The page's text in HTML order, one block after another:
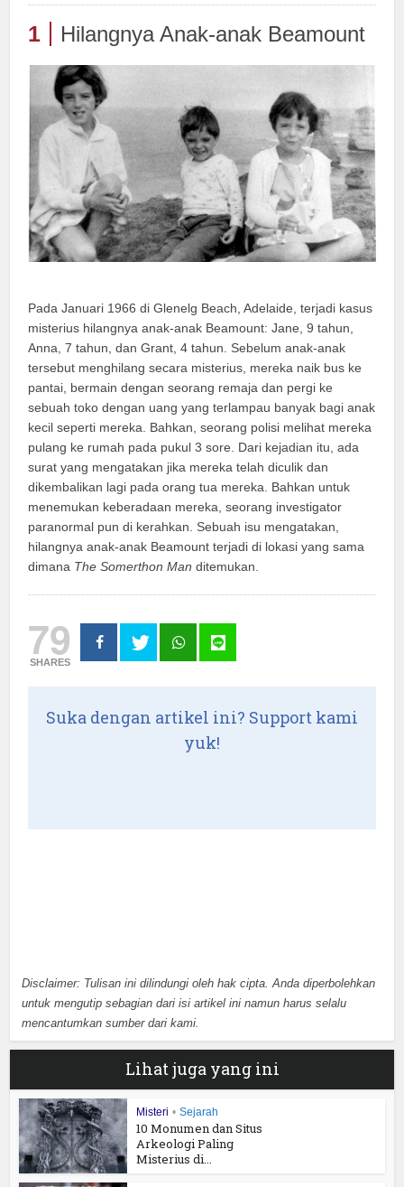
1 Hilangnya Anak-anak Beamount
Pada Januari 1966 di Glenelg Beach, Adelaide, terjadi kasus
misterius hilangnya anak-anak Beamount: Jane, 9 tahun,
Anna, 7 tahun, dan Grant, 4 tahun. Sebelum anak-anak
tersebut menghilang secara misterius, mereka naik bus ke
pantai, bermain dengan seorang remaja dan pergi ke
sebuah toko dengan uang yang terlampau banyak bagi anak
kecil seperti mereka. Bahkan, seorang polisi melihat mereka
pulang ke rumah pada pukul 3 sore. Dari kejadian itu, ada
surat yang mengatakan jika mereka telah diculik dan
dikembalikan lagi pada orang tua mereka. Bahkan untuk
menemukan keberadaan mereka, seorang investigator
paranormal pun di kerahkan. Sebuah isu mengatakan,
hilangnya anak-anak Beamount terjadi di lokasi yang sama
dimana The Somerthon Manditemukan.
79
SHARES
Suka dengan artikel ini? Support kami
yuk!
Disclaimer: Tulisan ini dilindungi oleh hak cipta. Anda diperbolehkan
untuk mengutip sebagian dari isi artikel ini namun harus selalu
mencantumkan sumber dari kami.
Lihat juga yang ini
Misteri • Sejarah
10 Monumen dan Situs
Arkeologi Paling
Misterius di...